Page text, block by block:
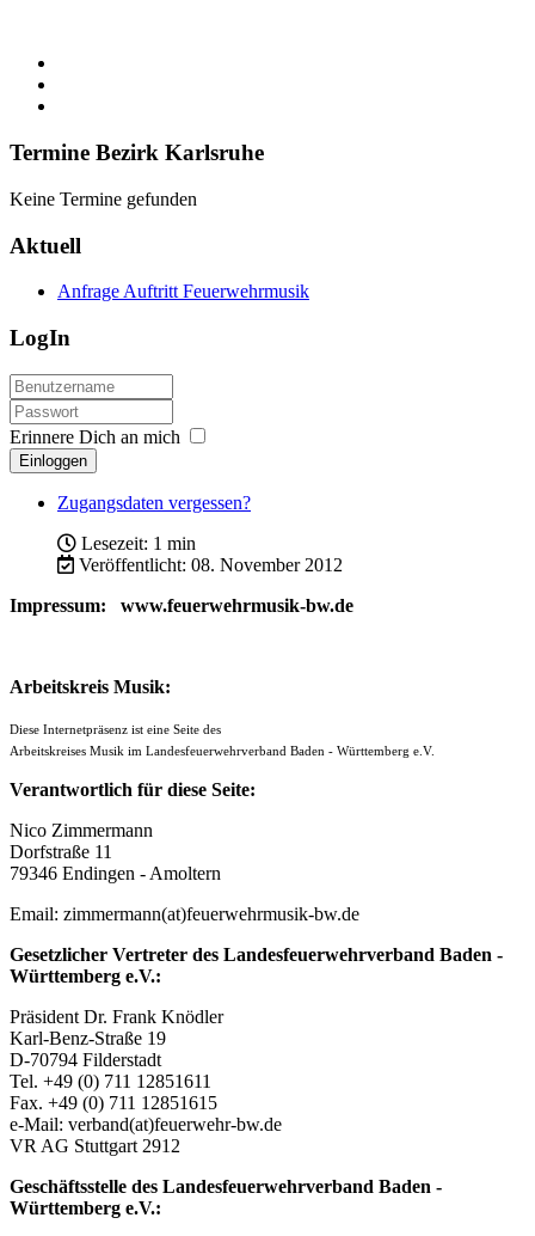
Termine Bezirk Karlsruhe
Keine Termine gefunden
Aktuell
Anfrage Auftritt Feuerwehrmusik
LogIn
Erinnere Dich an mich
Einloggen
Zugangsdaten vergessen?
Lesezeit: 1 min
Veröffentlicht: 08. November 2012
Impressum: www.feuerwehrmusik-bw.de
Arbeitskreis Musik:
Diese Internetpräsenz ist eine Seite des
Arbeitskreises Musik im Landesfeuerwehrverband Baden - Württemberg e.V.
Verantwortlich für diese Seite:
Nico Zimmermann
Dorfstraße 11
79346 Endingen - Amoltern
Email: zimmermann(at)feuerwehrmusik-bw.de
Gesetzlicher Vertreter des Landesfeuerwehrverband Baden -
Württemberg e.V.:
Präsident Dr. Frank Knödler
Karl-Benz-Straße 19
D-70794 Filderstadt
Tel. +49 (0) 711 12851611
Fax. +49 (0) 711 12851615
e-Mail: verband(at)feuerwehr-bw.de
VR AG Stuttgart 2912
Geschäftsstelle des Landesfeuerwehrverband Baden -
Württemberg e.V.: